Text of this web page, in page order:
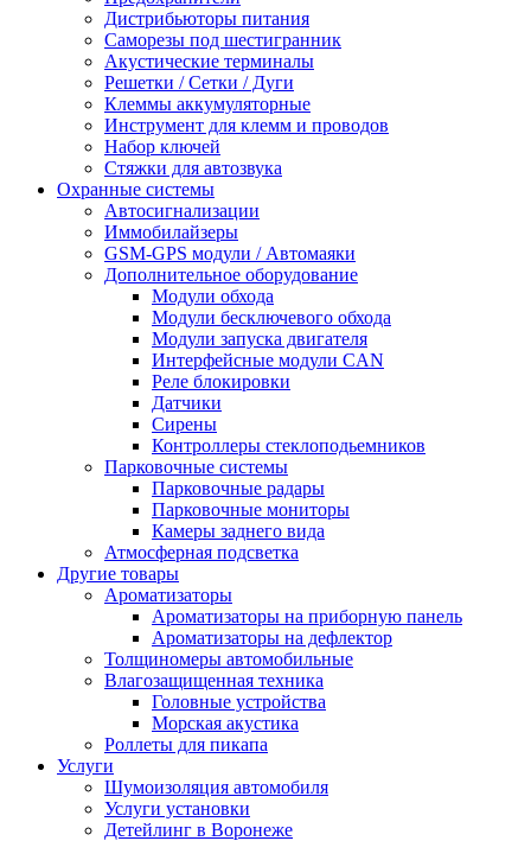
Дистрибьюторы питания
Саморезы под шестигранник
Акустические терминалы
Решетки / Сетки / Дуги
Клеммы аккумуляторные
Инструмент для клемм и проводов
Набор ключей
Стяжки для автозвука
Охранные системы
Автосигнализации
Иммобилайзеры
GSM-GPS модули / Автомаяки
Дополнительное оборудование
Модули обхода
Модули бесключевого обхода
Модули запуска двигателя
Интерфейсные модули CAN
Реле блокировки
Датчики
Сирены
Контроллеры стеклоподьемников
Парковочные системы
Парковочные радары
Парковочные мониторы
Камеры заднего вида
Атмосферная подсветка
Другие товары
Ароматизаторы
Ароматизаторы на приборную панель
Ароматизаторы на дефлектор
Толщиномеры автомобильные
Влагозащищенная техника
Головные устройства
Морская акустика
Роллеты для пикапа
Услуги
Шумоизоляция автомобиля
Услуги установки
Детейлинг в Воронеже